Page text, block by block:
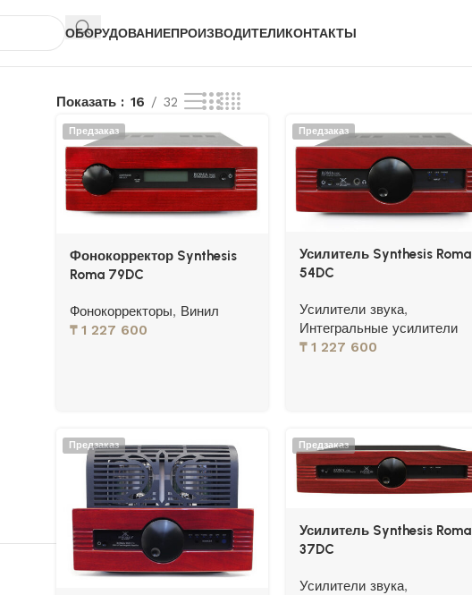
ОБОРУДОВАНИЕПРОИЗВОДИТЕЛИКОНТАКТЫ
Показать 16 32
Предзаказ
Фонокорректор Synthesis
Roma 79DC
Фонокорректоры, Винил
₸1 227 600
Предзаказ
Усилитель Synthesis Roma
54DC
Усилители звука,
Интегральные усилители
₸1 227 600
Предзаказ Предзаказ
Усилитель Synthesis Roma
37DC
Усилители звука,